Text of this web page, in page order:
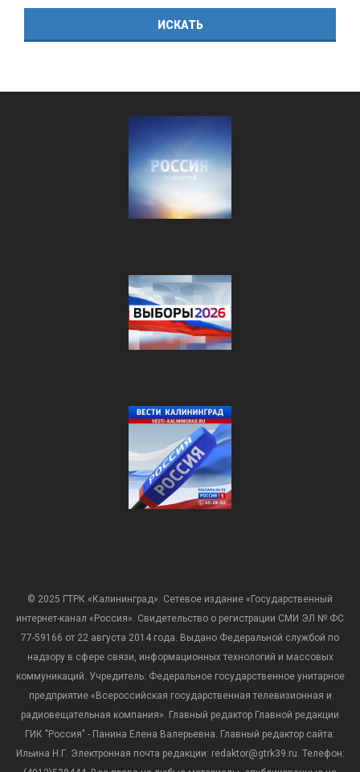
© 2025 ГТРК «Калининград». Сетевое издание «Государственный
интернет-канал «Россия». Свидетельство о регистрации СМИ ЭЛ № ФС
77-59166 от 22 августа 2014 года. Выдано Федеральной службой по
надзору в сфере связи, информационных технологий и массовых
коммуникаций. Учредитель: Федеральное государственное унитарное
предприятие «Всероссийская государственная телевизионная и
радиовещательная компания». Главный редактор Главной редакции
ГИК "Россия" - Панина Елена Валерьевна. Главный редактор сайта:
Ильина Н.Г. Электронная почта редакции: redaktor@gtrk39.ru. Телефон: